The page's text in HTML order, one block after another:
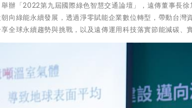
辦「2022第九屆國際綠色智慧交通論壇」，遠傳董事長徐
向綠能永續發展，透過淨零賦能企業數位轉型，帶動台灣
全球永續趨勢與挑戰，以及遠傳運用科技落實節能減碳、實